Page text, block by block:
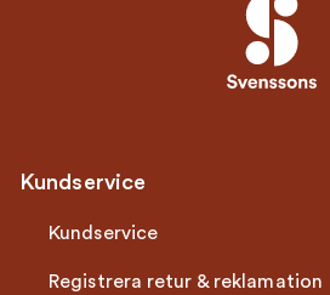
Kundservice
Kundservice
Registrera retur & reklamation